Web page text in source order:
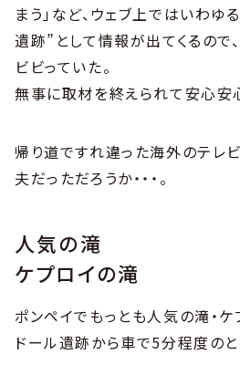
まう」など、ウェブ上ではいわゆ
遺跡”として情報が出てくるので
ビビっていた。
無事に取材を終えられて安心安
帰り道ですれ違った海外のテレ
夫だっただろうか・・・。
人気の滝
ケプロイの滝
ポンペイでもっとも人気の滝・ケ
ドール遺跡から車で5分程度のと